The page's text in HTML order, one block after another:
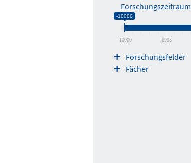
Forschungszeitraum
-10000
-10000 -6993
Forschungsfelder
Fächer